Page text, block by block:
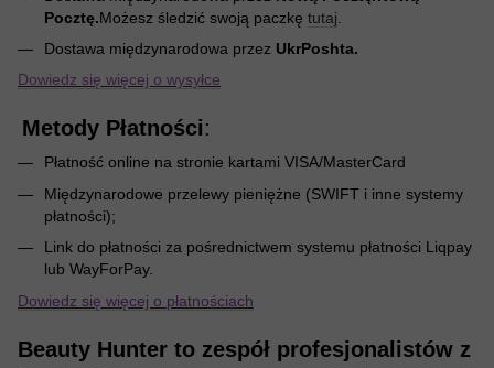
Pocztę.Możesz śledzić swoją paczkę tutaj
Dostawa międzynarodowa przez UkrPoshta.
Dowiedz się więcej o wysyłce
Metody Płatności:
Płatność online na stronie kartami VISA/MasterCard
Międzynarodowe przelewy pieniężne (SWIFT i inne systemy
płatności);
Link do płatności za pośrednictwem systemu płatności Liqpay
lub WayForPay.
Dowiedz się więcej o płatnościach
Beauty Hunter to zespół profesjonalistów z